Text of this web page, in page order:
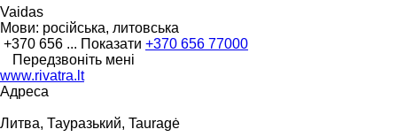
Vaidas
Мови: російська, литовська
+370 656 ... Показати +370 656 77000
Передзвоніть мені
www.rivatra.lt
Адреса
Литва, Тауразький, Tauragė